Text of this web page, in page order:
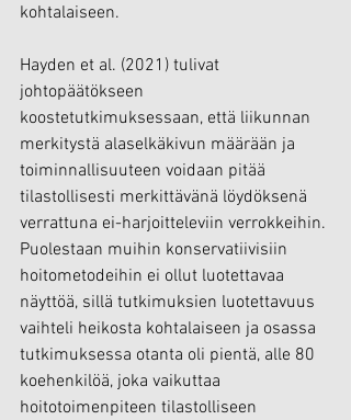
kohtalaiseen.
Hayden et al. (2021) tulivat
johtopäätökseen
koostetutkimuksessaan, että liikunnan
merkitystä alaselkäkivun määrään ja
toiminnallisuuteen voidaan pitää
tilastollisesti merkittävänä löydöksenä
verrattuna ei-harjoitteleviin verrokkeihin.
Puolestaan muihin konservatiivisiin
hoitometodeihin ei ollut luotettavaa
näyttöä, sillä tutkimuksien luotettavuus
vaihteli heikosta kohtalaiseen ja osassa
tutkimuksessa otanta oli pientä, alle 80
koehenkilöä, joka vaikuttaa
hoitotoimenpiteen tilastolliseen